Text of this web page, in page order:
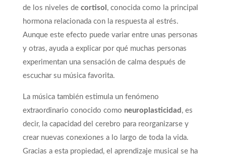
de los niveles de cortisol , conocida como la principal
hormona relacionada con la respuesta al estrés.
Aunque este efecto puede variar entre unas personas
y otras, ayuda a explicar por qué muchas personas
experimentan una sensación de calma después de
escuchar su música favorita.
La música también estimula un fenómeno
extraordinario conocido como neuroplasticidad , es
decir, la capacidad del cerebro para reorganizarse y
crear nuevas conexiones a lo largo de toda la vida.
Gracias a esta propiedad, el aprendizaje musical se ha